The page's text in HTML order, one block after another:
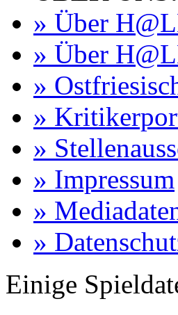
» Über
» Über
»
»
»
» Impressum
»
»
Einige